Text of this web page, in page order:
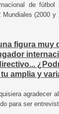
de
(2000 y
figura muy
amplia y
agradecer
para ser